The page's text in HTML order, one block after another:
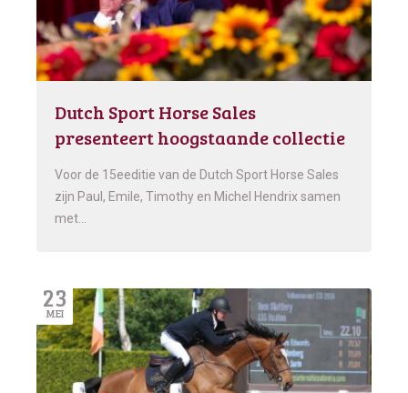
Dutch Sport Horse Sales
presenteert hoogstaande collectie
Voor de 15eeditie van de Dutch Sport Horse Sales
zijn Paul, Emile, Timothy en Michel Hendrix samen
met…
23
MEI